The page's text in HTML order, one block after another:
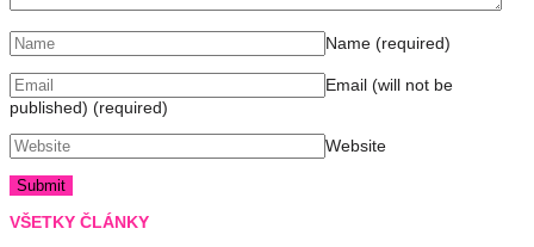
Name (required)
Email (will not be
published) (required)
Website
VŠETKY ČLÁNKY